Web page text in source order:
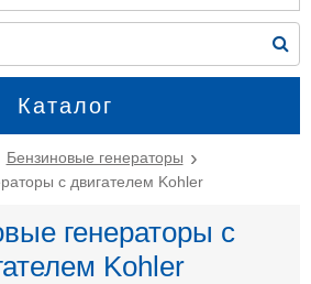
Каталог
Бензиновые генераторы
с двигателем Kohler
генераторы с
Kohler